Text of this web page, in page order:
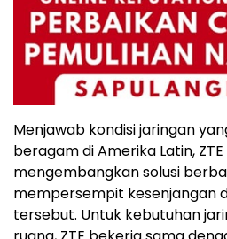
Menjawab kondisi jaringan
beragam di Amerika Latin,
mengembangkan solusi
mempersempit kesenjangan
tersebut. Untuk kebutuhan